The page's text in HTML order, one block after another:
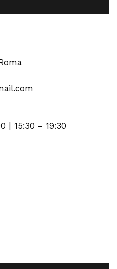
| 15:30 – 19:30